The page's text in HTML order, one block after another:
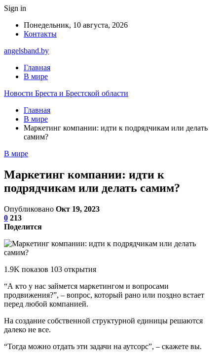
Sign in
Понедельник, 10 августа, 2026
Контакты
angelsband.by
Главная
В мире
Новости Бреста и Брестской области
Главная
В мире
Маркетинг компании: идти к подрядчикам или делать
самим?
В мире
Маркетинг компании: идти к
подрядчикам или делать самим?
Опубликовано Окт 19, 2023
0 213
Поделится
1.9K показов 103 открытия
“А кто у нас займется маркетингом и вопросами
продвижения?”, – вопрос, который рано или поздно встает
перед любой компанией.
На создание собственной структурной единицы решаются
далеко не все.
“Тогда можно отдать эти задачи на аутсорс”, – скажете вы.